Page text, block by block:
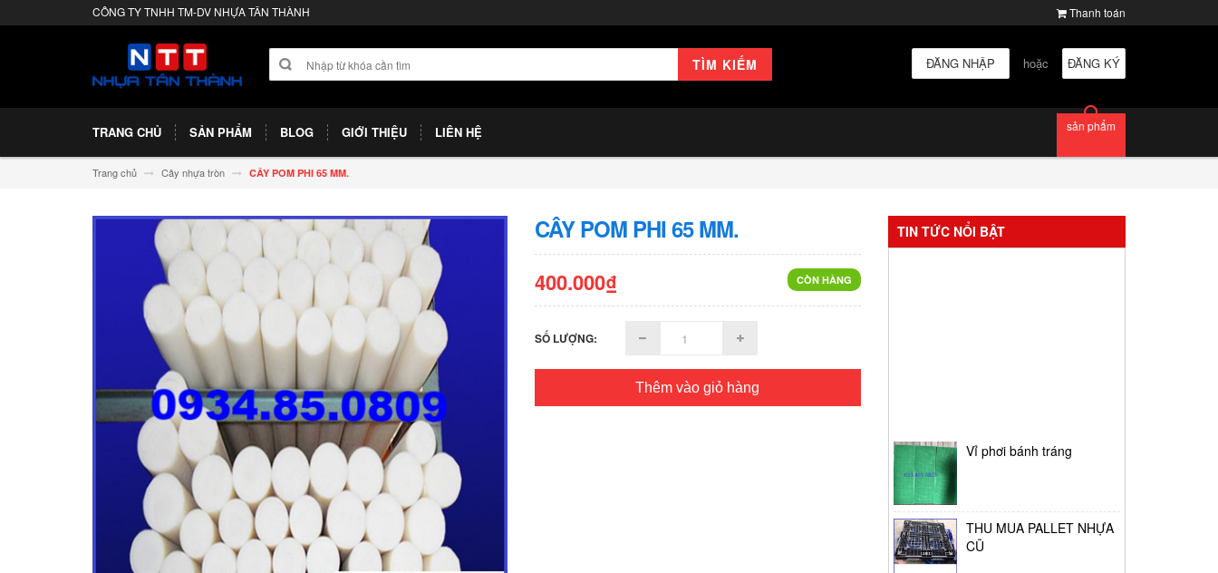
CÔNG TY TNHH TM-DV NHỰA TÂN THÀNH Thanh toán
TÌM KIẾM ĐĂNG KÝ
hoặc
ĐĂNG NHẬP
TRANG CHỦ SẢN PHẨM BLOG GIỚI THIỆU LIÊN HỆ sản phẩm
Trang chủ Cây nhựa tròn CÂY POM PHI 65 MM.
CÂY POM PHI 65 MM.
CÒN HÀNG
400.000₫
SỐ LƯỢNG:
Thêm vào giỏ hàng
TIN TỨC NỔI BẬT
CŨ